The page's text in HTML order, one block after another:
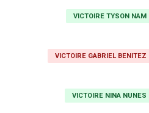
VICTOIRE TYSON NAM
VICTOIRE GABRIEL BENITEZ
VICTOIRE NINA NUNES